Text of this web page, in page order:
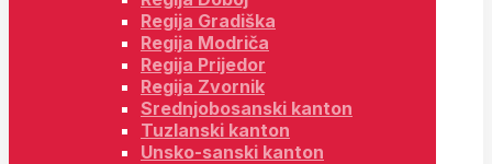
Regija Gradiška
Regija Modriča
Regija Prijedor
Regija Zvornik
Srednjobosanski kanton
Tuzlanski kanton
Unsko-sanski kanton